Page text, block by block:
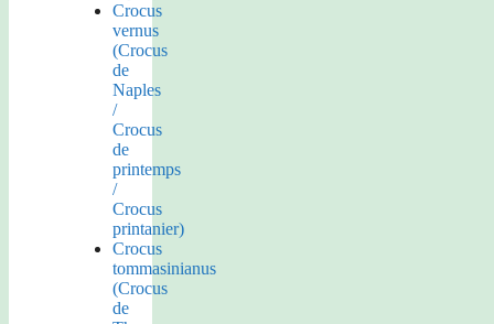
Crocus
vernus
(Crocus
de
Naples
/
Crocus
de
printemps
/
Crocus
printanier)
Crocus
tommasinianus
(Crocus
de